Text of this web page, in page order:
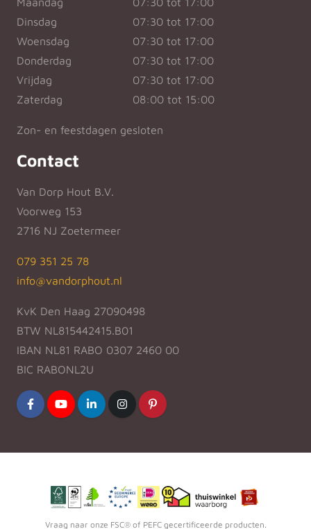
Dinsdag
07:30 tot 17:00
Woensdag
07:30 tot 17:00
Donderdag
07:30 tot 17:00
Vrijdag
07:30 tot 17:00
Zaterdag
08:00 tot 15:00
Zon- en feestdagen gesloten
Contact
Van Dorp Hout B.V.
Voorweg 153
2716 NJ Zoetermeer
079 351 25 78
info@vandorphout.nl
KvK Den Haag 27090498
BTW NL815442415.B01
IBAN NL81 RABO 0307 2460 00
BIC RABONL2U
Vraag naar onze FSC® of PEFC gecertificeerde producten.